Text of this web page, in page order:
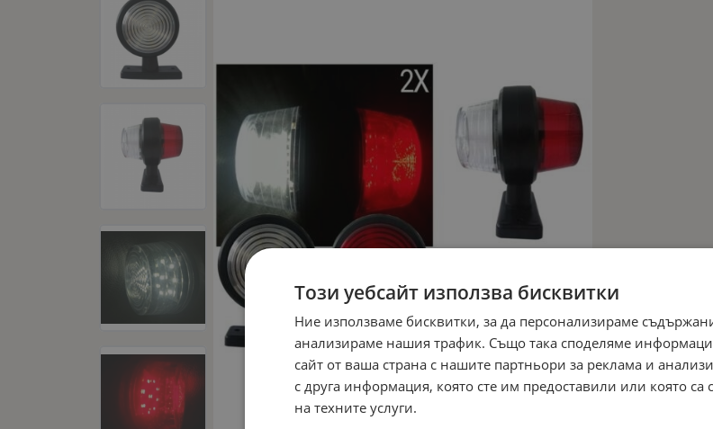
Този уебсайт използва бисквитки
Ние използваме бисквитки, за да персонализираме
анализираме нашия трафик. Също така споделяме
сайт от ваша страна с нашите партньори за реклама и
с друга информация, която сте им предоставили или която
на техните услуги.